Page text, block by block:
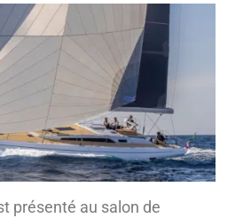
présenté au salon de